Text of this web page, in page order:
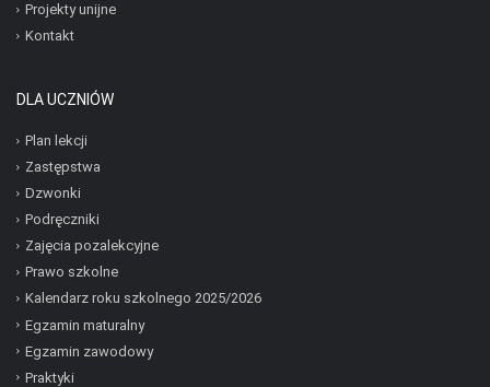
Projekty unijne
Kontakt
DLA UCZNIÓW
Plan lekcji
Zastępstwa
Dzwonki
Podręczniki
Zajęcia pozalekcyjne
Prawo szkolne
Kalendarz roku szkolnego 2025/2026
Egzamin maturalny
Egzamin zawodowy
Praktyki